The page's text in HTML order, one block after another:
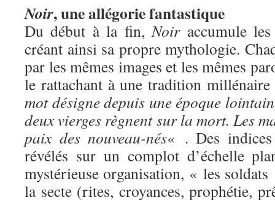
Noir, une allégorie fantastique
Du début à la fin, Noiraccumule les
créant ainsi sa propre mythologie.
par les mêmes images et les mêmes
le rattachant à une tradition
mot désigne depuis une époque
deux vierges règnent sur la mort. Les
paix des nouveau-nés« . Des indices
révélés sur un complot d’échelle
mystérieuse organisation, « les
la secte (rites, croyances, prophétie,